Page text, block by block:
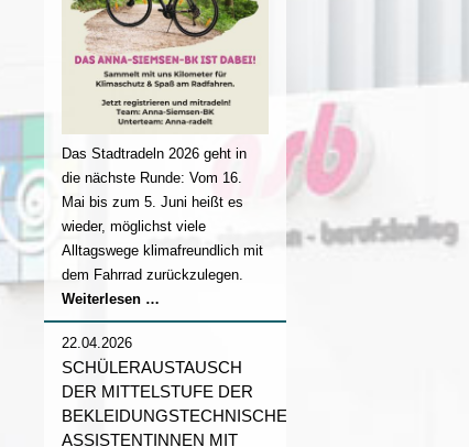
Das Stadtradeln 2026 geht in
die nächste Runde: Vom 16.
Mai bis zum 5. Juni heißt es
wieder, möglichst viele
Alltagswege klimafreundlich mit
dem Fahrrad zurückzulegen.
Weiterlesen …
2026
22.04.2026
SCHÜLERAUSTAUSCH
DER MITTELSTUFE DER
BEKLEIDUNGSTECHNISCHEN
ASSISTENTINNEN MIT